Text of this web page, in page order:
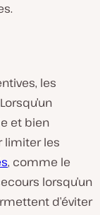
les
et bien
limiter les
, comme le
lorsqu’un
d’éviter